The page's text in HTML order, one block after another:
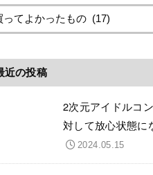
近の投稿
2次元アイドルコ
対して放心状態に
2024.05.15